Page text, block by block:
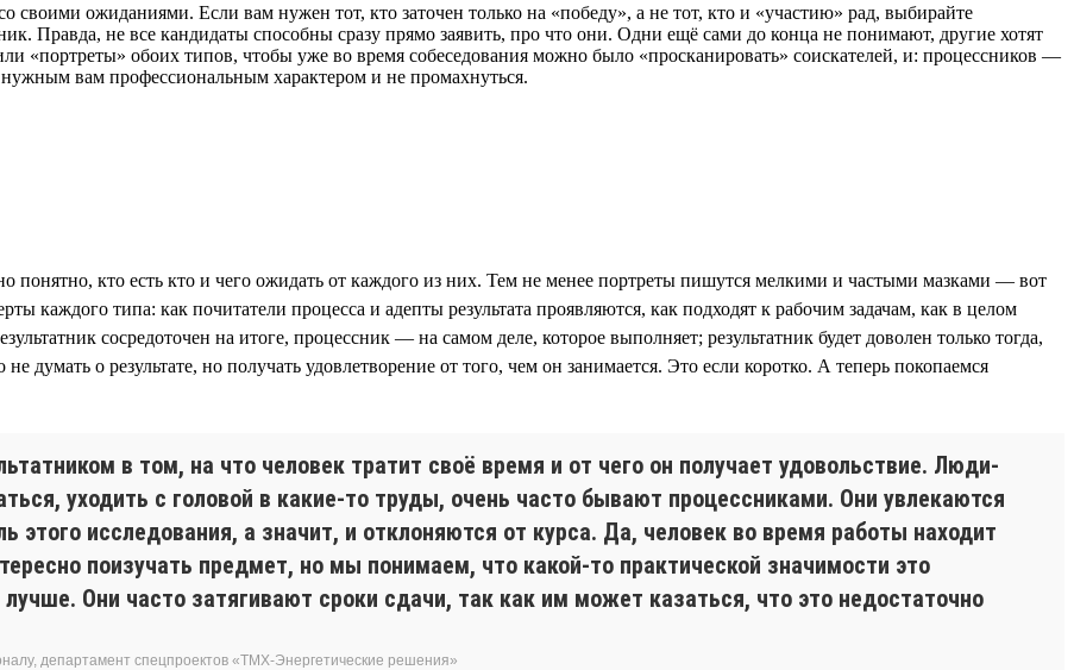
своими ожиданиями. Если вам нужен тот, кто заточен только на «победу», а не тот, кто и «участию» рад, выбирайте
Правда, не все кандидаты способны сразу прямо заявить, про что они. Одни ещё сами до конца не понимают, другие хотят
«портреты» обоих типов, чтобы уже во время собеседования можно было «просканировать» соискателей, и: процессников —
вам профессиональным характером и не промахнуться.
понятно, кто есть кто и чего ожидать от каждого из них. Тем не менее портреты пишутся мелкими и частыми мазками — вот
каждого типа: как почитатели процесса и адепты результата проявляются, как подходят к рабочим задачам, как в целом
сосредоточен на итоге, процессник — на самом деле, которое выполняет; результатник будет доволен только тогда,
думать о результате, но получать удовлетворение от того, чем он занимается. Это если коротко. А теперь покопаемся
в том, на что человек тратит своё время и от чего он получает удовольствие. Люди-
уходить с головой в какие-то труды, очень часто бывают процессниками. Они увлекаются
этого исследования, а значит, и отклоняются от курса. Да, человек во время работы находит
поизучать предмет, но мы понимаем, что какой-то практической значимости это
Они часто затягивают сроки сдачи, так как им может казаться, что это недостаточно
департамент спецпроектов «ТМХ-Энергетические решения»